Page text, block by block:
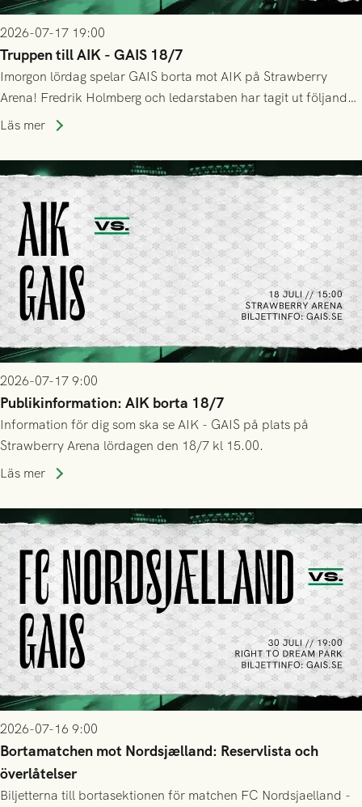
2026-07-17 19:00
Truppen till AIK - GAIS 18/7
Imorgon lördag spelar GAIS borta mot AIK på Strawberry
Arena! Fredrik Holmberg och ledarstaben har tagit ut följande
trupp till matchen:
Läs mer
2026-07-17 9:00
Publikinformation: AIK borta 18/7
Information för dig som ska se AIK - GAIS på plats på
Strawberry Arena lördagen den 18/7 kl 15.00.
Läs mer
2026-07-16 9:00
Bortamatchen mot Nordsjælland: Reservlista och
överlåtelser
Biljetterna till bortasektionen för matchen FC Nordsjaelland -